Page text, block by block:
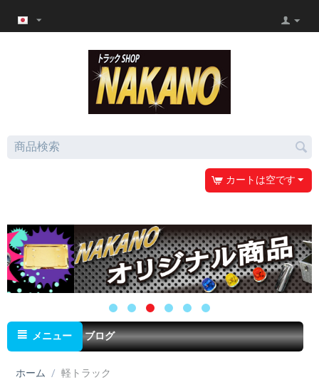
カートは空です
メニュー ブログ
ホーム / 軽トラック